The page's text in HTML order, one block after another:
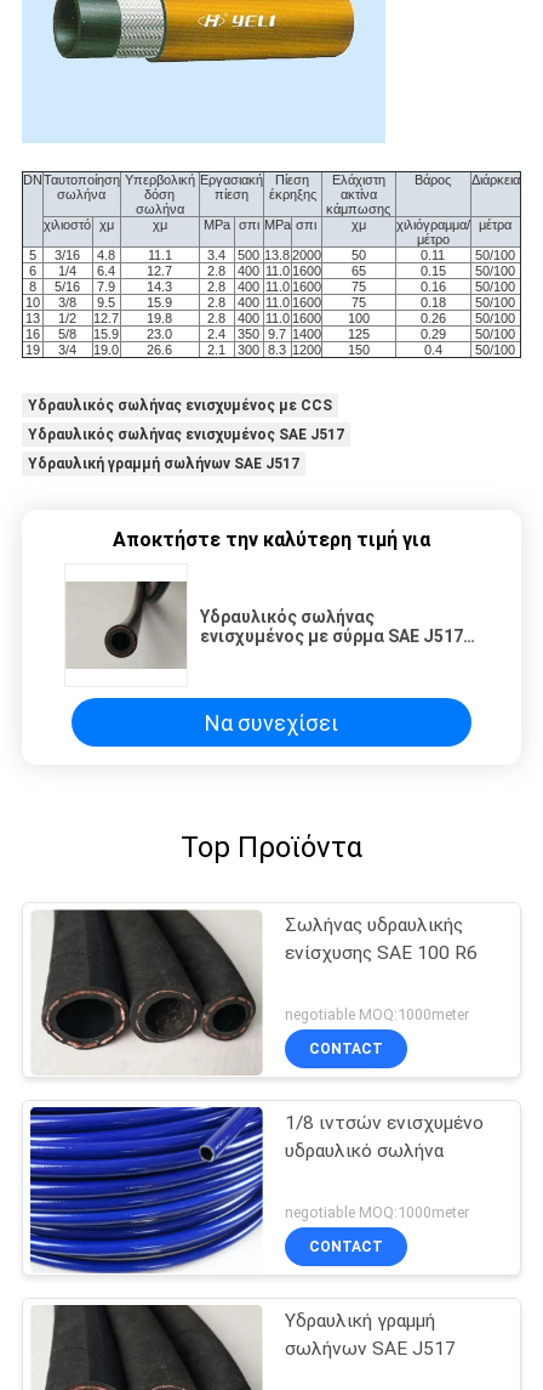
DN Ταυτοποίηση
σωλήνα
Υπερβολική
δόση
σωλήνα
Εργασιακή
πίεση
Πίεση
έκρηξης
Ελάχιστη
ακτίνα
κάμπωσης
Βάρος Διάρκεια
χιλιοστό χμ χμ MPa σπι MPa σπι χμ
χιλιόγραμμα/
μέτρο
μέτρα
5 3/16 4.8 11.1 3.4 500 13.82000 50 0.11
50/100
6
1/4 6.4 12.7 2.8 400 11.01600 65 0.15
50/100
8
5/16 7.9 14.3 2.8 400 11.01600 75 0.16
50/100
10
3/8 9.5 15.9 2.8 400 11.01600 75 0.18
50/100
13
1/2 12.7 19.8 2.8 400 11.01600 100 0.26
50/100
16
5/8 15.9 23.0 2.4 350 9.7 1400 125 0.29
50/100
19
3/4 19.0 26.6 2.1 300 8.3 1200 150 0.4 50/100
Υδραυλικός σωλήνας ενισχυμένος με CCS
Υδραυλικός σωλήνας ενισχυμένος SAE J517
Υδραυλική γραμμή σωλήνων SAE J517
Αποκτήστε την καλύτερη τιμή για
Υδραυλικός σωλήνας
ενισχυμένος με σύρμα SAE J517
Να συνεχίσει
Top Προϊόντα
Σωλήνας υδραυλικής
ενίσχυσης SAE 100 R6
negotiable MOQ:1000meter
CONTACT
1/8 ιντσών ενισχυμένο
υδραυλικό σωλήνα
negotiable MOQ:1000meter
CONTACT
Υδραυλική γραμμή
σωλήνων SAE J517